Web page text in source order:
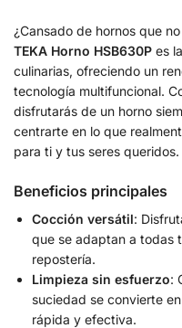
¿Cansado de hornos que
TEKA Horno HSB630P es
culinarias, ofreciendo un
tecnología multifuncional.
disfrutarás de un horno
centrarte en lo que
para ti y tus seres queridos.
Beneficios principales
Cocción versátil:
que se adaptan a todas
repostería.
Limpieza sin esfuerzo:
suciedad se convierte
rápida y efectiva.